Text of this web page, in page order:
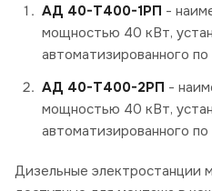
АД 40-Т400-1РП -
мощностью 40 кВт,
автоматизированного по
АД 40-Т400-2РП -
мощностью 40 кВт,
автоматизированного по
Дизельные электростанции